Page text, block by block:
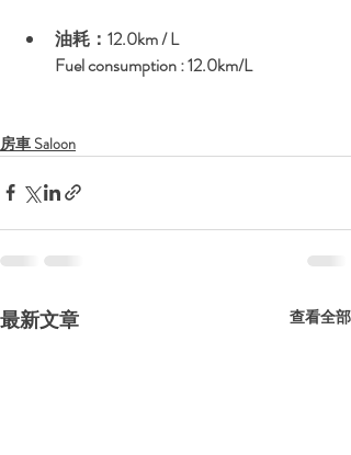
油耗：12.0km / L
Fuel consumption : 12.0km/L
房車 Saloon
最新文章 查看全部